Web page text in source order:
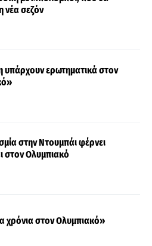
νέα σεζόν
υπάρχουν ερωτηματικά στον
στην Ντουμπάι φέρνει
στον Ολυμπιακό
χρόνια στον Ολυμπιακό»